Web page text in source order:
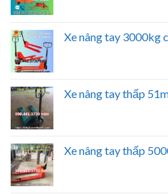
Xe nâng tay 3000kg
Xe nâng tay thấp
Xe nâng tay thấp